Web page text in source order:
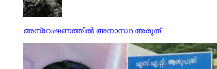
അന്വേഷണത്തില്‍ അനാസ്ഥ അരുത്